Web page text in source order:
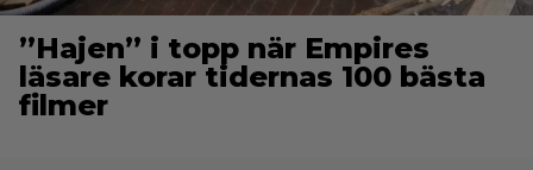
”Hajen” i topp när Empires
läsare korar tidernas 100 bästa
filmer